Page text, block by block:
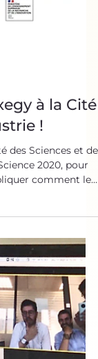
se dressent
besoin